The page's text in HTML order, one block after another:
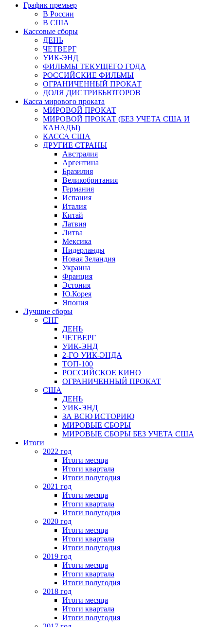
График премьер
В России
В США
Кассовые сборы
ДЕНЬ
ЧЕТВЕРГ
УИК-ЭНД
ФИЛЬМЫ ТЕКУЩЕГО ГОДА
РОССИЙСКИЕ ФИЛЬМЫ
ОГРАНИЧЕННЫЙ ПРОКАТ
ДОЛЯ ДИСТРИБЬЮТОРОВ
Касса мирового проката
МИРОВОЙ ПРОКАТ
МИРОВОЙ ПРОКАТ (БЕЗ УЧЕТА США И
КАНАДЫ)
КАССА США
ДРУГИЕ СТРАНЫ
Австралия
Аргентина
Бразилия
Великобритания
Германия
Испания
Италия
Китай
Латвия
Литва
Мексика
Нидерланды
Новая Зеландия
Украина
Франция
Эстония
Ю.Корея
Япония
Лучшие сборы
СНГ
ДЕНЬ
ЧЕТВЕРГ
УИК-ЭНД
2-ГО УИК-ЭНДА
ТОП-100
РОССИЙСКОЕ КИНО
ОГРАНИЧЕННЫЙ ПРОКАТ
США
ДЕНЬ
УИК-ЭНД
ЗА ВСЮ ИСТОРИЮ
МИРОВЫЕ СБОРЫ
МИРОВЫЕ СБОРЫ БЕЗ УЧЕТА США
Итоги
2022 год
Итоги месяца
Итоги квартала
Итоги полугодия
2021 год
Итоги месяца
Итоги квартала
Итоги полугодия
2020 год
Итоги месяца
Итоги квартала
Итоги полугодия
2019 год
Итоги месяца
Итоги квартала
Итоги полугодия
2018 год
Итоги месяца
Итоги квартала
Итоги полугодия